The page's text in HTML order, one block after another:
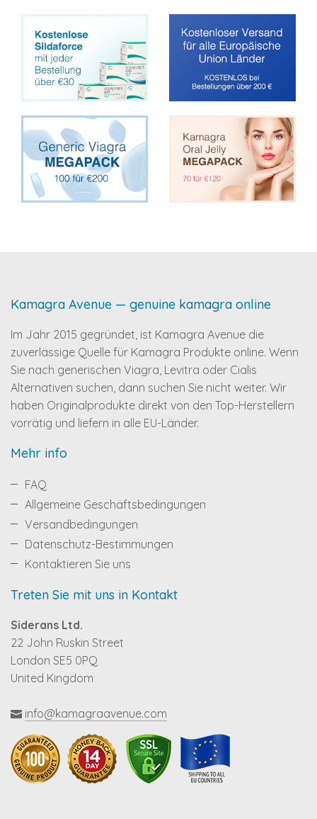
Kamagra Avenue — genuine kamagra online
Im Jahr 2015 gegründet, ist Kamagra Avenue die
zuverlässige Quelle für Kamagra Produkte online. Wenn
Sie nach generischen Viagra, Levitra oder Cialis
Alternativen suchen, dann suchen Sie nicht weiter. Wir
haben Originalprodukte direkt von den Top-Herstellern
vorrätig und liefern in alle EU-Länder.
Mehr info
FAQ
Allgemeine Geschäftsbedingungen
Versandbedingungen
Datenschutz-Bestimmungen
Kontaktieren Sie uns
Treten Sie mit uns in Kontakt
Siderans Ltd.
22 John Ruskin Street
London SE5 0PQ
United Kingdom
info@kamagraavenue.com